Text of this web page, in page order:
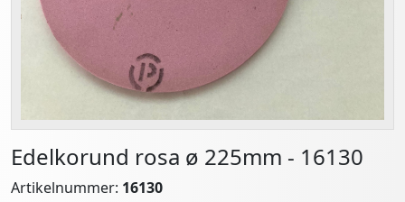
Edelkorund rosa ø 225mm - 16130
Artikelnummer: 16130